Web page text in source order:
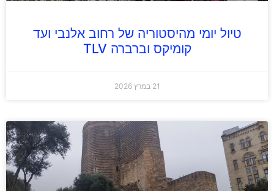
טיול יומי מהיסטוריה של רחוב אלנבי ועד
קומיקס וברברה TLV
21 במרץ 2026